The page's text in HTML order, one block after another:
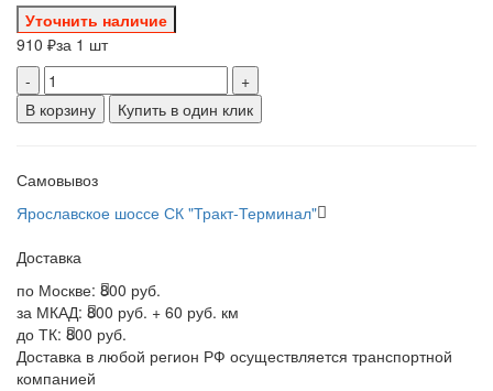
Уточнить наличие
910 ₽за 1 шт
-
+
В корзину
Купить в один клик
Самовывоз
Ярославское шоссе СК "Тракт-Терминал"
Доставка
по Москве: 800 руб.
за МКАД: 800 руб. + 60 руб. км
до ТК: 800 руб.
Доставка в любой регион РФ осуществляется транспортной
компанией